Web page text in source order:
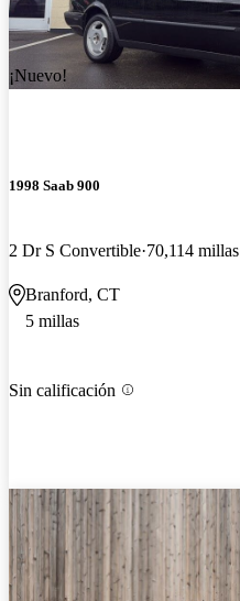
¡Nuevo!
1998 Saab 900
2 Dr S Convertible 70,114 millas
Branford, CT
5 millas
Sin calificación